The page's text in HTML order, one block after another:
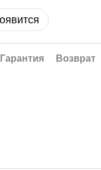
Гарантия Возврат